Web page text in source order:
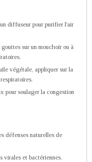
diffuseur pour purifier l'air
sur un mouchoir ou à
végétale, appliquer sur la
pour soulager la congestion
défenses naturelles de
virales et bactériennes.